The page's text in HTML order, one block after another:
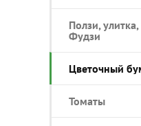
Ползи,
Фудзи
Цветочный
Томаты